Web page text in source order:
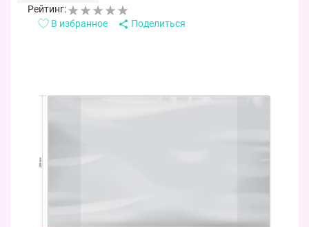
Рейтинг:
В избранное
Поделиться